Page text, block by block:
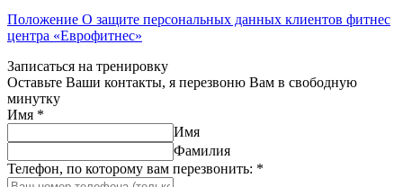
Положение О защите персональных данных клиентов фитнес
центра «Еврофитнес»
Записаться на тренировку
Оставьте Ваши контакты, я перезвоню Вам в свободную
минутку
Имя *
Имя
Фамилия
Телефон, по которому вам перезвонить: *